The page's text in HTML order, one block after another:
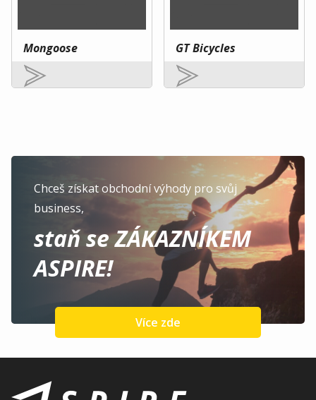
Mongoose GT Bicycles
Chceš získat obchodní výhody pro svůj
business,
staň se ZÁKAZNÍKEM
ASPIRE!
Více zde